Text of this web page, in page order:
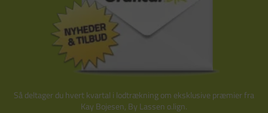
Så deltager du hvert kvartal i lodtrækning om eksklusive præmier fra
Kay Bojesen, By Lassen o.lign.